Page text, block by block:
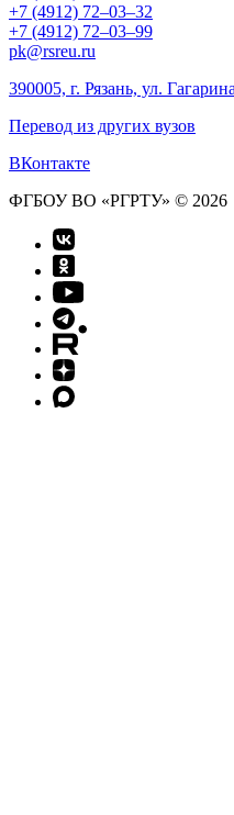
+7 (4912) 72–03–32
+7 (4912) 72–03–99
pk@rsreu.ru
390005, г. Рязань, ул.
Перевод из других вузов
ВКонтакте
ФГБОУ ВО «РГРТУ» © 2026